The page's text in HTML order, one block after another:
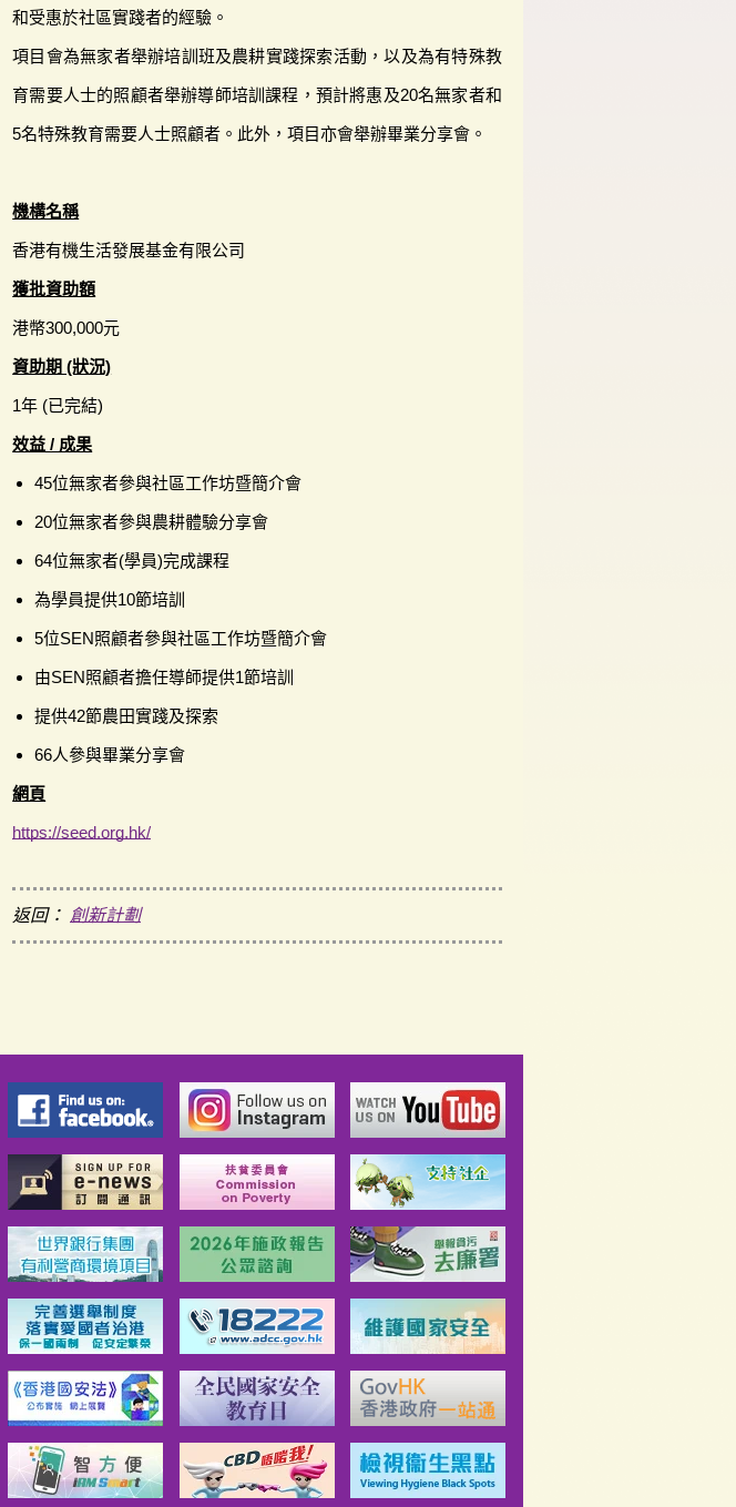
和受惠於社區實踐者的經驗。
項目會為無家者舉辦培訓班及農耕實踐探索活動，以及為有特殊教
育需要人士的照顧者舉辦導師培訓課程，預計將惠及20名無家者和
5名特殊教育需要人士照顧者。此外，項目亦會舉辦畢業分享會。
機構名稱
香港有機生活發展基金有限公司
獲批資助額
港幣300,000元
資助期 (狀況)
1年 (已完結)
效益 / 成果
45位無家者參與社區工作坊暨簡介會
20位無家者參與農耕體驗分享會
64位無家者(學員)完成課程
為學員提供10節培訓
5位SEN照顧者參與社區工作坊暨簡介會
由SEN照顧者擔任導師提供1節培訓
提供42節農田實踐及探索
66人參與畢業分享會
網頁
https://seed.org.hk/
返回： 創新計劃